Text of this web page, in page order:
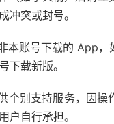
冲突或封号。
本账号下载的 App，
下载新版。
个别支持服务，因操
户自行承担。